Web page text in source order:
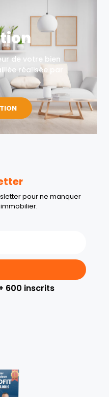
de votre bien
réalisée par
pour ne manquer
600 inscrits